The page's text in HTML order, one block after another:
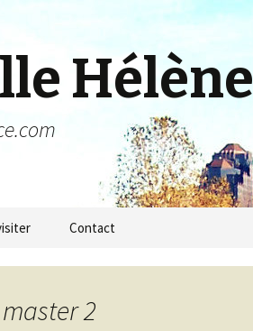
Hélène
Contact
2